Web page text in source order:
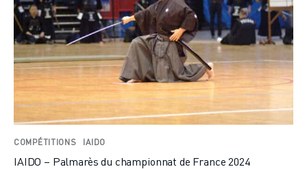
COMPÉTITIONS IAIDO
IAIDO – Palmarès du championnat de France 2024